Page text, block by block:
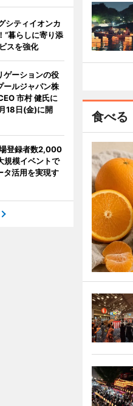
食べる
シティイオンカ
“暮らしに寄り添
スを強化
ゲーションの役
ールジャパン株
市村 健氏に
18日(金)に開
登録者数2,000
規模イベントで
タ活用を実現す